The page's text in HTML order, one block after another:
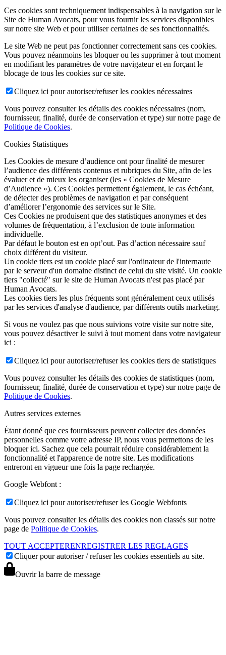
Ces cookies sont techniquement indispensables à la navigation sur le
Site de Human Avocats, pour vous fournir les services disponibles
sur notre site Web et pour utiliser certaines de ses fonctionnalités.
Le site Web ne peut pas fonctionner correctement sans ces cookies.
Vous pouvez néanmoins les bloquer ou les supprimer à tout moment
en modifiant les paramètres de votre navigateur et en forçant le
blocage de tous les cookies sur ce site.
Cliquez ici pour autoriser/refuser les cookies nécessaires
Vous pouvez consulter les détails des cookies nécessaires (nom,
fournisseur, finalité, durée de conservation et type) sur notre page de
Politique de Cookies.
Cookies Statistiques
Les Cookies de mesure d’audience ont pour finalité de mesurer
l’audience des différents contenus et rubriques du Site, afin de les
évaluer et de mieux les organiser (les « Cookies de Mesure
d’Audience »). Ces Cookies permettent également, le cas échéant,
de détecter des problèmes de navigation et par conséquent
d’améliorer l’ergonomie des services sur le Site.
Ces Cookies ne produisent que des statistiques anonymes et des
volumes de fréquentation, à l’exclusion de toute information
individuelle.
Par défaut le bouton est en opt’out. Pas d’action nécessaire sauf
choix différent du visiteur.
Un cookie tiers est un cookie placé sur l'ordinateur de l'internaute
par le serveur d'un domaine distinct de celui du site visité. Un cookie
tiers "collecté" sur le site de Human Avocats n'est pas placé par
Human Avocats.
Les cookies tiers les plus fréquents sont généralement ceux utilisés
par les services d'analyse d'audience, par différents outils marketing.
Si vous ne voulez pas que nous suivions votre visite sur notre site,
vous pouvez désactiver le suivi à tout moment dans votre navigateur
ici :
Cliquez ici pour autoriser/refuser les cookies tiers de statistiques
Vous pouvez consulter les détails des cookies de statistiques (nom,
fournisseur, finalité, durée de conservation et type) sur notre page de
Politique de Cookies.
Autres services externes
Étant donné que ces fournisseurs peuvent collecter des données
personnelles comme votre adresse IP, nous vous permettons de les
bloquer ici. Sachez que cela pourrait réduire considérablement la
fonctionnalité et l'apparence de notre site. Les modifications
entreront en vigueur une fois la page rechargée.
Google Webfont :
Cliquez ici pour autoriser/refuser les Google Webfonts
Vous pouvez consulter les détails des cookies non classés sur notre
page de Politique de Cookies.
TOUT ACCEPTERENREGISTRER LES REGLAGES
Cliquer pour autoriser / refuser les cookies essentiels au site.
Ouvrir la barre de message